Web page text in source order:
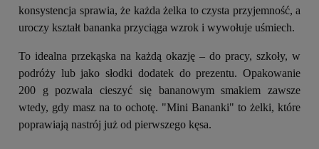
konsystencja sprawia, że każda żelka to czysta przyjemność, a
uroczy kształt bananka przyciąga wzrok i wywołuje uśmiech.
To idealna przekąska na każdą okazję – do pracy, szkoły, w
podróży lub jako słodki dodatek do prezentu. Opakowanie
200 g pozwala cieszyć się bananowym smakiem zawsze
wtedy, gdy masz na to ochotę. "Mini Bananki" to żelki, które
poprawiają nastrój już od pierwszego kęsa.